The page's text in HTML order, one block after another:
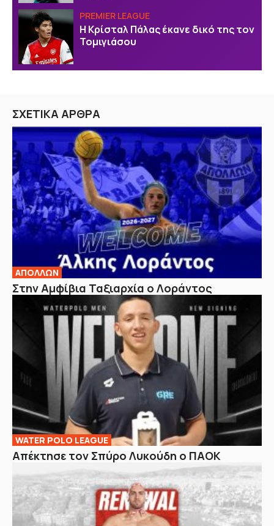
PREMIER LEAGUE
Η Κρίσταλ Πάλας έκανε δικό της τον
Τομιγιάσου
ΣΧΕΤΙΚΑ ΑΡΘΡΑ
ΑΠΟΛΛΩΝ
Στην Αμφίβια Ταξιαρχία ο Λοράντος
WATER POLO LEAGUE
Απέκτησε τον Σπύρο Λυκούδη ο ΠΑΟΚ